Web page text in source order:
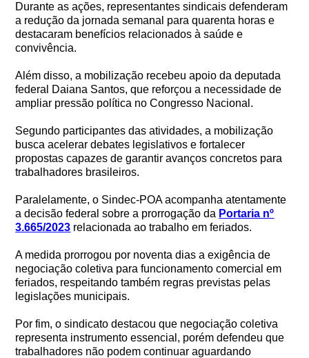
Durante as ações, representantes sindicais defenderam
a redução da jornada semanal para quarenta horas e
destacaram benefícios relacionados à saúde e
convivência.
Além disso, a mobilização recebeu apoio da deputada
federal Daiana Santos, que reforçou a necessidade de
ampliar pressão política no Congresso Nacional.
Segundo participantes das atividades, a mobilização
busca acelerar debates legislativos e fortalecer
propostas capazes de garantir avanços concretos para
trabalhadores brasileiros.
Paralelamente, o Sindec-POA acompanha atentamente
a decisão federal sobre a prorrogação da Portaria nº
3.665/2023 relacionada ao trabalho em feriados.
A medida prorrogou por noventa dias a exigência de
negociação coletiva para funcionamento comercial em
feriados, respeitando também regras previstas pelas
legislações municipais.
Por fim, o sindicato destacou que negociação coletiva
representa instrumento essencial, porém defendeu que
trabalhadores não podem continuar aguardando